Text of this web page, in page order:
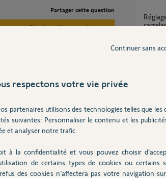
Partager cette question
au fil de discussion
le moteur, il
Réglage porte de garage suite a la pose de
roulant
réponses
probleme de réglage butées moteur volet
filaire
12
respectons votre vie privée
partenaires utilisons des technologies telles que les
suivantes: Personnaliser le contenu et les
et analyser notre trafic.
à la confidentialité et vous pouvez choisir
de certains types de cookies ou certains
des cookies n’affectera pas votre navigation
Continuer sans